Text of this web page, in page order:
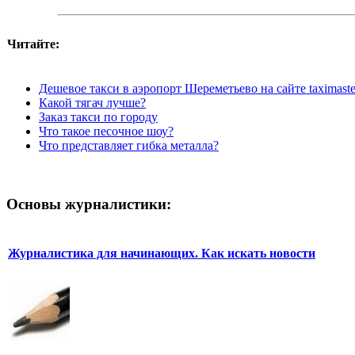
Читайте:
Дешевое такси в аэропорт Шереметьево на сайте
Какой тягач лучше?
Заказ такси по городу
Что такое песочное шоу?
Что представляет гибка металла?
Основы журналистики:
Журналистика для начинающих. Как искать новости